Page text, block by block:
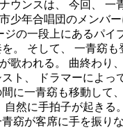
ウンスは、 今回、 一
少年合唱団のメンバ
ジの一段上にあるパイ
。 そして、 一青窈も
歌われる。 曲終わり
ト、 ドラマーによっ
に一青窈も移動して
自然に手拍子が起きる
窈が客席に手を振り